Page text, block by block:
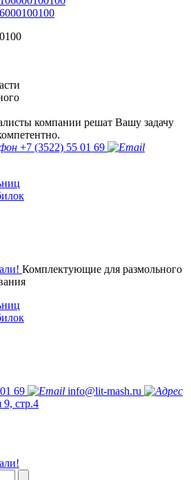
компании решат Вашу задачу
+7 (3522) 55 01 69
Комплектующие для размольного
69
info@lit-mash.ru
стр.4